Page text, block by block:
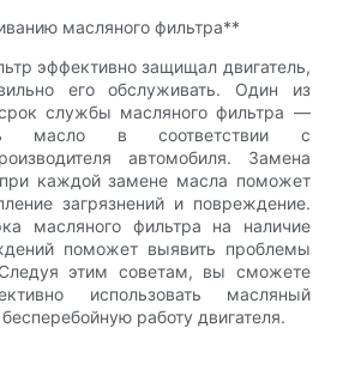
масляного фильтра**
эффективно защищал двигатель,
его обслуживать. Один из
службы масляного фильтра —
масло в соответствии с
автомобиля. Замена
каждой замене масла поможет
загрязнений и повреждение.
масляного фильтра на наличие
поможет выявить проблемы
этим советам, вы сможете
использовать масляный
работу двигателя.